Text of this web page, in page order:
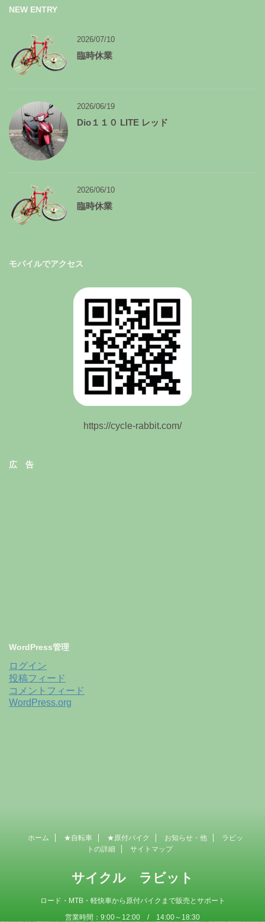
ー
ブ
NEW ENTRY
2026/07/10
臨時休業
2026/06/19
Dio１１０ LITE レッド
2026/06/10
臨時休業
モバイルでアクセス
https://cycle-rabbit.com/
広 告
WordPress管理
ログイン
投稿フィード
コメントフィード
WordPress.org
ホーム ★自転車 ★原付バイク お知らせ・他
ラビッ
トの詳細
サイトマップ
サイクル ラビット
ロード・MTB・軽快車から原付バイクまで販売とサポート
営業時間：9:00～12:00 / 14:00～18:30